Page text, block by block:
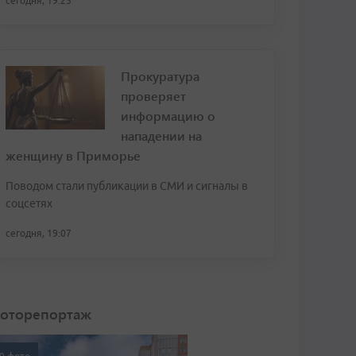
Прокуратура
проверяет
информацию о
нападении на
женщину в Приморье
Поводом стали публикации в СМИ и сигналы в
соцсетях
сегодня, 19:07